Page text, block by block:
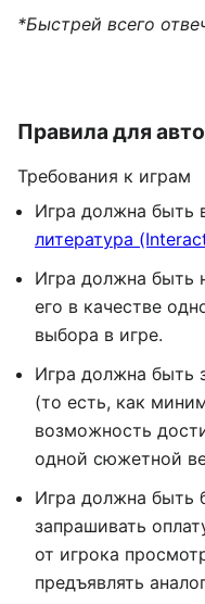
*Быстрей всего
Правила для
Требования к играм
Игра должна быть
литература
Игра должна быть
его в качестве
выбора в игре.
Игра должна быть
(то есть, как
возможность
одной сюжетной
Игра должна быть
запрашивать
от игрока
предъявлять